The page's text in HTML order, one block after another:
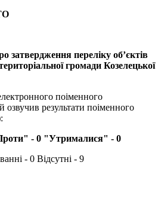
затвердження переліку об’єктів
громади Козелецької
поіменного
результати поіменного
- 0 "Утрималися" - 0
- 0 Відсутні - 9